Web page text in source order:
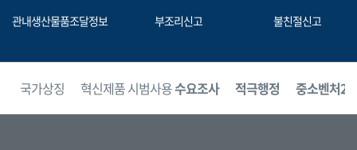
관내생산물품조달정보 부조리신고 불친절신고
국가상징 혁신제품 시범사용수요조사 적극행정 중소벤처24